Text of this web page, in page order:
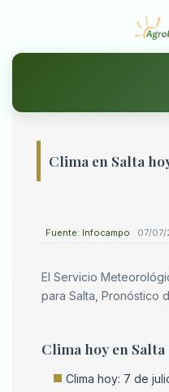
Clima en Salta
Fuente: Infocampo 07/07/
El Servicio
para Salta, Pronóstico
Clima hoy en Salta
Clima hoy: 7 de